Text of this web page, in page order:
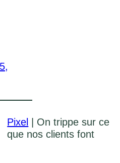
Pixel
| On trippe sur ce
que nos clients font